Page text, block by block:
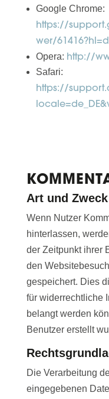
Google Chrome:
https://
wer/
Opera: http://
Safari:
https://
Art und
Wenn Nutzer
hinterlassen,
der Zeitpunkt ihrer
den
gespeichert. Dies
für widerrechtliche
belangt werden
Benutzer erstellt
Die Verarbeitung
eingegebenen